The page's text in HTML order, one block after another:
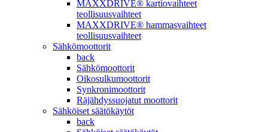
MAXXDRIVE® kartiovaihteet
teollisuusvaihteet
MAXXDRIVE® hammasvaihteet
teollisuusvaihteet
Sähkömoottorit
back
Sähkömoottorit
Oikosulkumoottorit
Synkronimoottorit
Räjähdyssuojatut moottorit
Sähköiset säätökäytöt
back